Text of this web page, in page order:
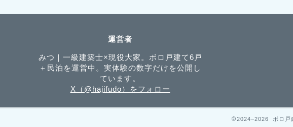
運営者
みつ｜一級建築士×現役大家。ボロ戸建て6戸
＋民泊を運営中。実体験の数字だけを公開し
ています。
X（@hajifudo）をフォロー
2024–2026 ボロ戸